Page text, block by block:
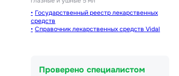
Государственный реестр лекарственных
средств
Справочник лекарственных средств Vidal
Проверено специалистом